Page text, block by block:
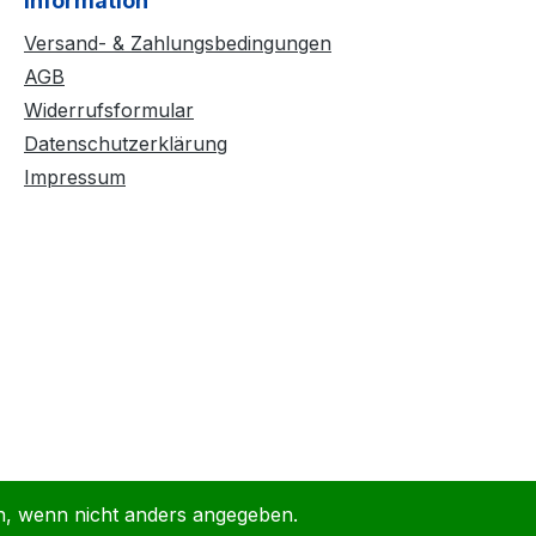
Versand- & Zahlungsbedingungen
AGB
Widerrufsformular
Datenschutzerklärung
Impressum
wenn nicht anders angegeben.